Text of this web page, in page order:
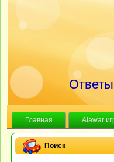
Главная Alawar
Поиск